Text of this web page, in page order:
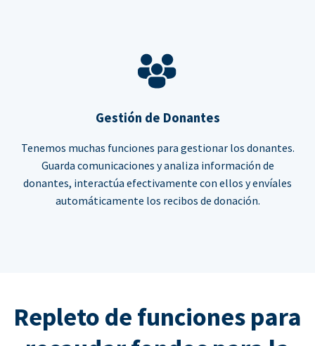
Gestión de Donantes
Tenemos muchas funciones para gestionar los donantes.
Guarda comunicaciones y analiza información de
donantes, interactúa efectivamente con ellos y envíales
automáticamente los recibos de donación.
Repleto de funciones para